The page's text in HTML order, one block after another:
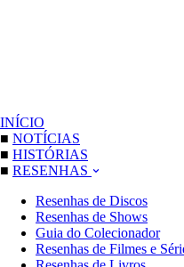
INÍCIO
■ NOTÍCIAS
■ HISTÓRIAS
■ RESENHAS
Resenhas de Discos
Resenhas de Shows
Guia do Colecionador
Resenhas de Filmes e